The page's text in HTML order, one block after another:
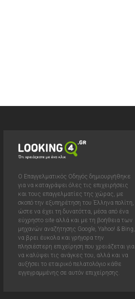
Ο Επαγγελματικός Οδηγός δημιουργήθηκε
για να καταγράψει όλες τις επιχειρήσεις
και τους επαγγελματίες της χώρας, με
σκοπό την εξυπηρέτηση του Έλληνα πολίτη,
ώστε να έχει τη δυνατόττα, μέσα από ένα
εύχρηστο site αλλά και με τη βοήθεια των
μηχανών αναζήτησης Google, Yahoo! & Bing,
να βρει έυκολα και γρήγορα την
πλησιέστερη επιχείρηση που χρειάζεται για
να καλύψει τις ανάγκες του, αλλά και να
αυξήσει το εταιρικό πελατολόγιο κάθε
εγγεγραμμένης σε αυτόν επιχείρησης.